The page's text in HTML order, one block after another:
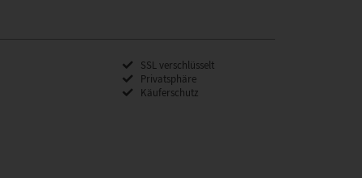
SSL verschlüsselt
Privatsphäre
Käuferschutz